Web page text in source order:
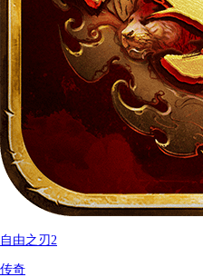
自由之刃2
传奇